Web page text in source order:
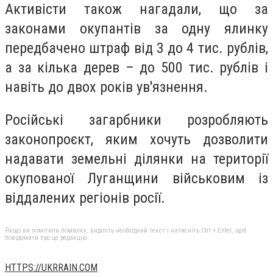
Активісти також нагадали, що за
законами окупантів за одну ялинку
передбачено штраф від 3 до 4 тис. рублів,
а за кілька дерев – до 500 тис. рублів і
навіть до двох років ув'язнення.
Російські загарбники розробляють
законопроєкт, яким хочуть дозволити
надавати земельні ділянки на території
окупованої Луганщини військовим із
віддалених регіонів росії.
Якщо ви помітили помилку, виділіть необхідний текст і натисніть Ctrl + Enter, щоб
повідомити про це редакцію
HTTPS://UKRRAIN.COM